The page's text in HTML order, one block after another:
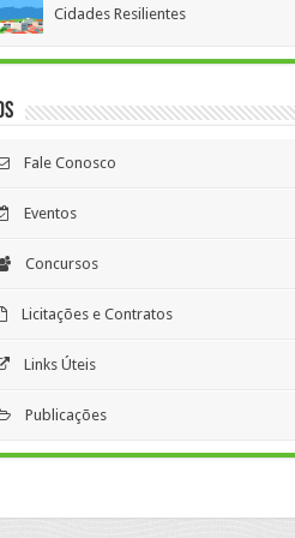
Cidades Resilientes
Fale Conosco
Eventos
Concursos
Licitações e Contratos
Links Úteis
Publicações